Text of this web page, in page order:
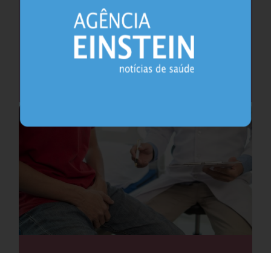
Saúde do coração após os 45 anos pode
antecipar risco de demência